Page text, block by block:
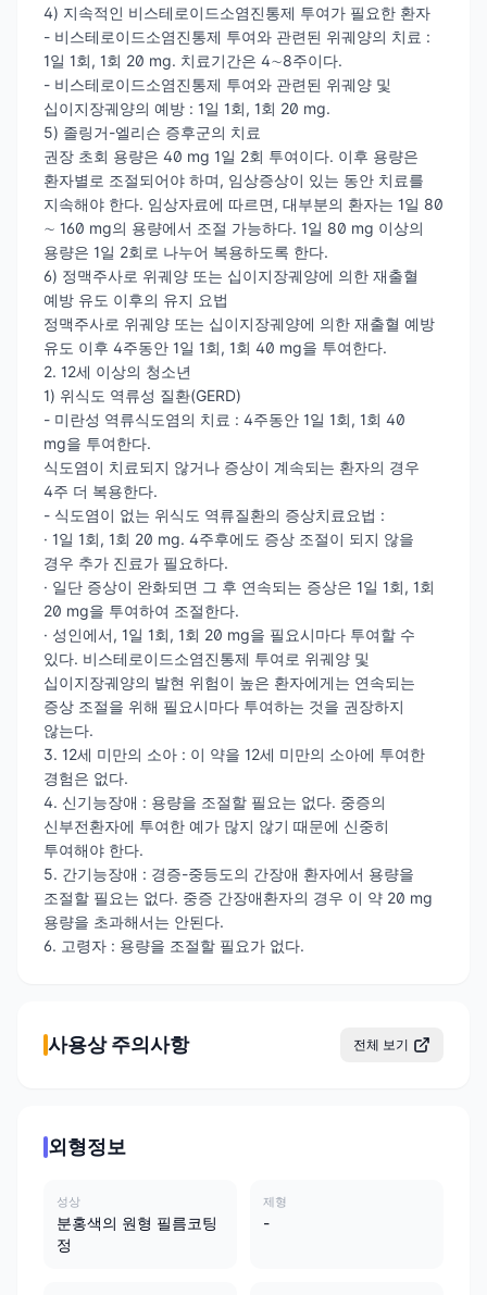
4) 지속적인 비스테로이드소염진통제 투여가 필요한 환자
- 비스테로이드소염진통제 투여와 관련된 위궤양의 치료 :
1일 1회, 1회 20 mg. 치료기간은 4∼8주이다.
- 비스테로이드소염진통제 투여와 관련된 위궤양 및
십이지장궤양의 예방 : 1일 1회, 1회 20 mg.
5) 졸링거-엘리슨 증후군의 치료
권장 초회 용량은 40 mg 1일 2회 투여이다. 이후 용량은
환자별로 조절되어야 하며, 임상증상이 있는 동안 치료를
지속해야 한다. 임상자료에 따르면, 대부분의 환자는 1일 80
∼ 160 mg의 용량에서 조절 가능하다. 1일 80 mg 이상의
용량은 1일 2회로 나누어 복용하도록 한다.
6) 정맥주사로 위궤양 또는 십이지장궤양에 의한 재출혈
예방 유도 이후의 유지 요법
정맥주사로 위궤양 또는 십이지장궤양에 의한 재출혈 예방
유도 이후 4주동안 1일 1회, 1회 40 mg을 투여한다.
2. 12세 이상의 청소년
1) 위식도 역류성 질환(GERD)
- 미란성 역류식도염의 치료 : 4주동안 1일 1회, 1회 40
mg을 투여한다.
식도염이 치료되지 않거나 증상이 계속되는 환자의 경우
4주 더 복용한다.
- 식도염이 없는 위식도 역류질환의 증상치료요법 :
· 1일 1회, 1회 20 mg. 4주후에도 증상 조절이 되지 않을
경우 추가 진료가 필요하다.
· 일단 증상이 완화되면 그 후 연속되는 증상은 1일 1회, 1회
20 mg을 투여하여 조절한다.
· 성인에서, 1일 1회, 1회 20 mg을 필요시마다 투여할 수
있다. 비스테로이드소염진통제 투여로 위궤양 및
십이지장궤양의 발현 위험이 높은 환자에게는 연속되는
증상 조절을 위해 필요시마다 투여하는 것을 권장하지
않는다.
3. 12세 미만의 소아 : 이 약을 12세 미만의 소아에 투여한
경험은 없다.
4. 신기능장애 : 용량을 조절할 필요는 없다. 중증의
신부전환자에 투여한 예가 많지 않기 때문에 신중히
투여해야 한다.
5. 간기능장애 : 경증-중등도의 간장애 환자에서 용량을
조절할 필요는 없다. 중증 간장애환자의 경우 이 약 20 mg
용량을 초과해서는 안된다.
6. 고령자 : 용량을 조절할 필요가 없다.
사용상 주의사항 전체 보기
외형정보
성상
분홍색의 원형 필름코팅
정
제형
-